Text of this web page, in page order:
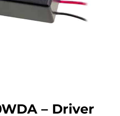
– Driver